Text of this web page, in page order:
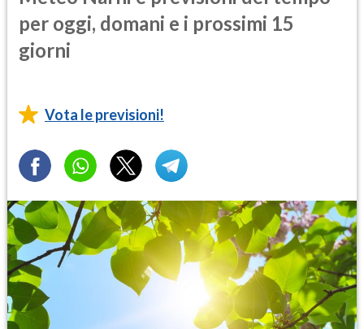
per oggi, domani e i prossimi 15
giorni
Vota le previsioni!